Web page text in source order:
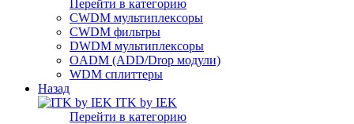
Перейти в категорию
CWDM мультиплексоры
CWDM фильтры
DWDM мультиплексоры
OADM (ADD/Drop модули)
WDM сплиттеры
Назад
ITK by IEK
Перейти в категорию